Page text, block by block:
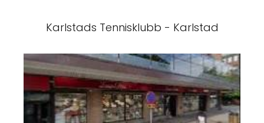
Karlstads Tennisklubb - Karlstad